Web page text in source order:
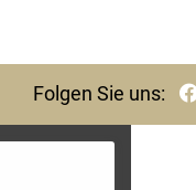
Folgen Sie uns: